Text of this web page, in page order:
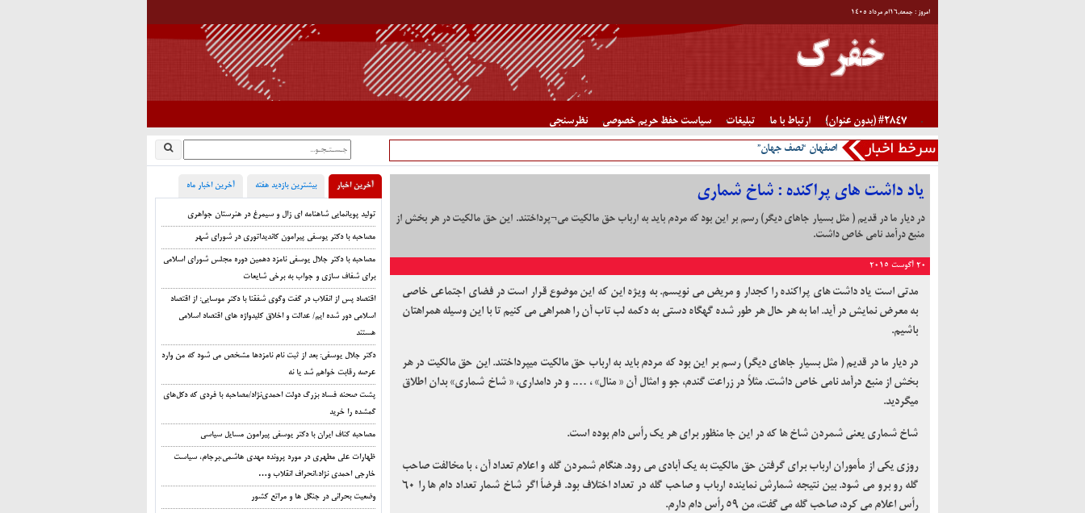
امروز : جمعه,۱۶ام مرداد ۱۴۰۵
#2847 (بدون عنوان) ارتباط با ما تبلیغات سیاست حفظ حریم خصوصی نظرسنجی
اصفهان “نصف جهان”
یاد داشت های پراکنده : شاخ شماری
در دیار ما در قدیم ( مثل بسیار جاهای دیگر) رسم بر این بود که مردم باید به ارباب حق مالکیت می¬پرداختند. این حق مالکیت در هر بخش از
منبع درآمد نامی خاص داشت.
20 آگوست 2015
مدتی است یاد داشت های پراکنده را کج­دار و مریض می نویسم. به ویژه این که این موضوع قرار است در فضای اجتماعی خاصی
به معرض نمایش در آید. اما به هر حال هر طور شده گهگاه دستی به دکمه لب تاب آن را همراهی می کنیم تا با این وسیله همراهتان
باشیم.
در دیار ما در قدیم ( مثل بسیار جاهای دیگر) رسم بر این بود که مردم باید به ارباب حق مالکیت می­پرداختند. این حق مالکیت در هر
بخش از منبع درآمد نامی خاص داشت. مثلاً در زراعت گندم، جو و امثال آن « منال» ، …. و در دامداری، « شاخ شماری» بدان اطلاق
می­گردید.
شاخ شماری یعنی شمردن شاخ ها که در این جا منظور برای هر یک رأس دام بوده است.
روزی یکی از مأموران ارباب برای گرفتن حق مالکیت به یک آبادی می رود. هنگام شمردن گله و اعلام تعداد آن ، با مخالفت صاحب
گله رو برو می شود. بین نتیجه شمارش نماینده ارباب و صاحب گله در تعداد اختلاف بود. فرضاً اگر شاخ شمار تعداد دام ها را ۶۰
رأس اعلام می کرد، صاحب گله می گفت، من ۵۹ رأس دام دارم.
آخرین اخبار بیشترین بازدید هفته آخرین اخبار ماه
تولید پویانمایی شاهنامه ای زال و سیمرغ در هنرستان جواهری
مصاحبه با دکتر یوسفی پیرامون کاندیداتوری در شورای شهر
مصاحبه با دکتر جلال یوسفی نامزد دهمین دوره مجلس شورای اسلامی
برای شفاف سازی و جواب به برخی شایعات
اقتصاد پس از انقلاب در گفت وگوی شفقنا با دکتر موسایی: از اقتصاد
اسلامی دور شده ایم/ عدالت و اخلاق کلیدواژه های اقتصاد اسلامی
هستند
دکتر جلال یوسفی: بعد از ثبت نام نامزدها مشخص می شود که من وارد
عرصه رقابت خواهم شد یا نه
پشت صحنه فساد بزرگ دولت احمدی‌نژاد/مصاحبه با فردی که دکل‌های
گمشده را خرید
مصاحبه کناف ایران با دکتر یوسفی پیرامون مسایل سیاسی
ظهارات علی مطهری در مورد پرونده مهدی هاشمی،برجام، سیاست
خارجی احمدی نژاد،انحراف انقلاب و…
وضعیت بحرانی در جنگل ها و مراتع کشور